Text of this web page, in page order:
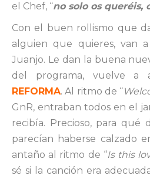
el Chef, “no solo os queréis,
Con el buen rollismo que
alguien que quieres, van a
Juanjo. Le dan la buena
del programa, vuelve a
REFORMA. Al ritmo de “
GnR, entraban todos en el
recibía. Precioso, para qué
parecían haberse calzado
antaño al ritmo de “Is this
sé si la canción era